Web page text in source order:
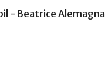
- Beatrice Alemagna